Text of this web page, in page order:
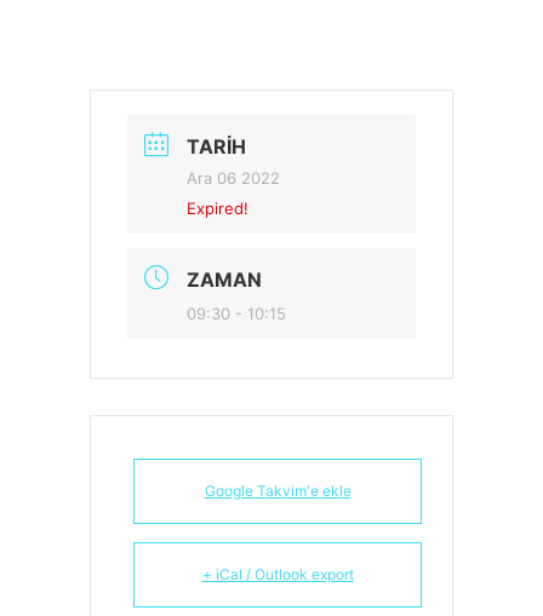
TARIH
Ara 06 2022
Expired!
ZAMAN
09:30 - 10:15
Google Takvim'e ekle
+ iCal / Outlook export